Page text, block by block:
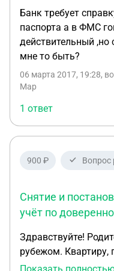
Банк требует
паспорта а в ФМС
действительный
мне то быть?
06 марта 2017, 19:28,
Мар
1 ответ
900 ₽ Вопрос
Снятие и
учёт по
Здравствуйте! Родители временно проживают за
рубежом. Квартиру,
зарегистрированы,